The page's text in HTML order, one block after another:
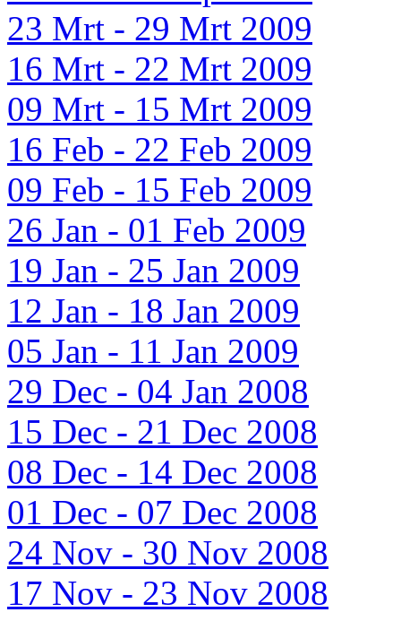
23 Mrt - 29 Mrt 2009
16 Mrt - 22 Mrt 2009
09 Mrt - 15 Mrt 2009
16 Feb - 22 Feb 2009
09 Feb - 15 Feb 2009
26 Jan - 01 Feb 2009
19 Jan - 25 Jan 2009
12 Jan - 18 Jan 2009
05 Jan - 11 Jan 2009
29 Dec - 04 Jan 2008
15 Dec - 21 Dec 2008
08 Dec - 14 Dec 2008
01 Dec - 07 Dec 2008
24 Nov - 30 Nov 2008
17 Nov - 23 Nov 2008